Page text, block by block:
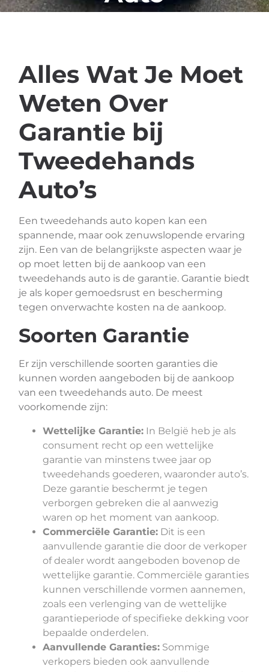
Alles Wat Je Moet
Weten Over
Garantie bij
Tweedehands
Auto’s
Een tweedehands auto kopen kan een
spannende, maar ook zenuwslopende ervaring
zijn. Een van de belangrijkste aspecten waar je
op moet letten bij de aankoop van een
tweedehands auto is de garantie. Garantie biedt
je als koper gemoedsrust en bescherming
tegen onverwachte kosten na de aankoop.
Soorten Garantie
Er zijn verschillende soorten garanties die
kunnen worden aangeboden bij de aankoop
van een tweedehands auto. De meest
voorkomende zijn:
Wettelijke Garantie: In België heb je als
consument recht op een wettelijke
garantie van minstens twee jaar op
tweedehands goederen, waaronder auto’s.
Deze garantie beschermt je tegen
verborgen gebreken die al aanwezig
waren op het moment van aankoop.
Commerciële Garantie: Dit is een
aanvullende garantie die door de verkoper
of dealer wordt aangeboden bovenop de
wettelijke garantie. Commerciële garanties
kunnen verschillende vormen aannemen,
zoals een verlenging van de wettelijke
garantieperiode of specifieke dekking voor
bepaalde onderdelen.
Aanvullende Garanties: Sommige
verkopers bieden ook aanvullende